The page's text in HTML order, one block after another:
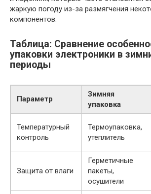
жаркую погоду из-за размягчения
компонентов.
Таблица: Сравнение
упаковки электроники в
периоды
Параметр
Зимняя
упаковка
Температурный
контроль
Термоупаковка,
утеплитель
Защита от влаги
Герметичные
пакеты,
осушители